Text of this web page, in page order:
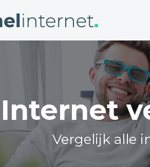
Internet
Vergelijk alle